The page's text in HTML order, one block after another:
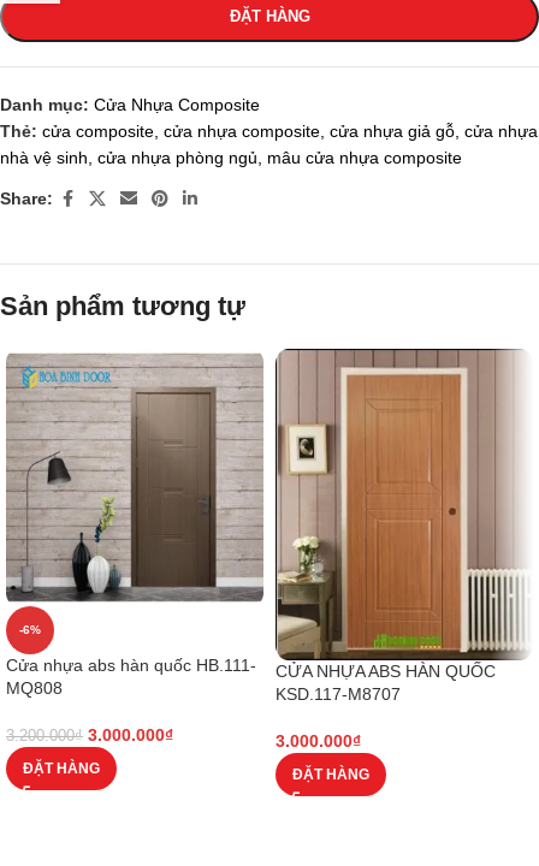
ĐẶT HÀNG
Danh mục: Cửa Nhựa Composite
Thẻ: cửa composite cửa nhựa composite cửa nhựa giả gỗ cửa nhựa
nhà vệ sinh cửa nhựa phòng ngủ mâu cửa nhựa composite
Share:
Sản phẩm tương tự
-6%
Cửa nhựa abs hàn quốc HB.111-
MQ808
3.200.000₫ 3.000.000₫
ĐẶT HÀNG
CỬA NHỰA ABS HÀN QUỐC
KSD.117-M8707
3.000.000₫
ĐẶT HÀNG